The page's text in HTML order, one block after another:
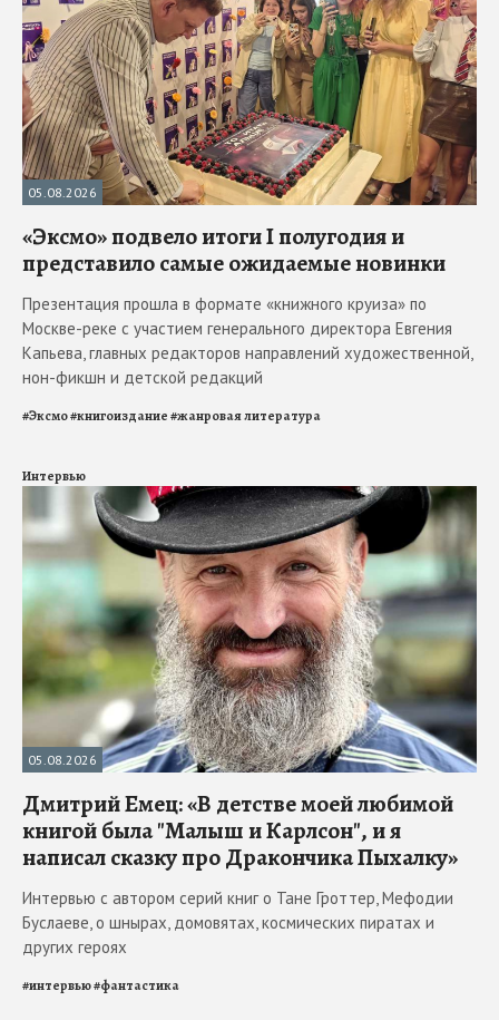
05.08.2026
«Эксмо» подвело итоги I полугодия и
представило самые ожидаемые новинки
Презентация прошла в формате «книжного круиза» по
Москве-реке с участием генерального директора Евгения
Капьева, главных редакторов направлений художественной,
нон-фикшн и детской редакций
#Эксмо#книгоиздание#жанровая литература
Интервью
05.08.2026
Дмитрий Емец: «В детстве моей любимой
книгой была "Малыш и Карлсон", и я
написал сказку про Дракончика Пыхалку»
Интервью с автором серий книг о Тане Гроттер, Мефодии
Буслаеве, о шнырах, домовятах, космических пиратах и
других героях
#интервью#фантастика